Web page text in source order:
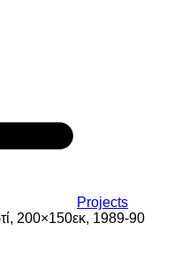
Projects
200×150εκ, 1989-90